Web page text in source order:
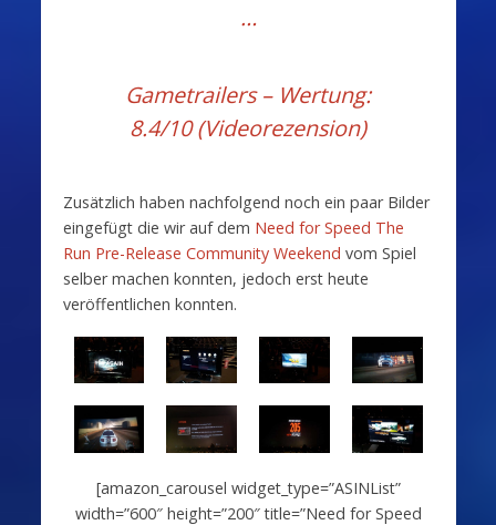
…
Gametrailers– Wertung:
8.4/10 (Videorezension)
Zusätzlich haben nachfolgend noch ein paar Bilder
eingefügt die wir auf dem Need for Speed The
Run Pre-Release Community Weekend vom Spiel
selber machen konnten, jedoch erst heute
veröffentlichen konnten.
[amazon_carousel widget_type=”ASINList”
width=”600″ height=”200″ title=”Need for Speed